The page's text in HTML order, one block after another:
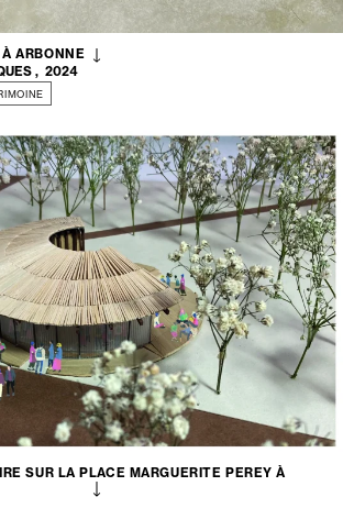
ARBONNE
, 2024
SUR LA PLACE MARGUERITE PEREY À